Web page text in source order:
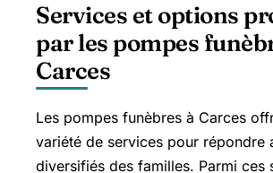
Services et options
par les pompes
Carces
Les pompes funèbres à Carces
variété de services pour répondre
diversifiés des familles. Parmi ces